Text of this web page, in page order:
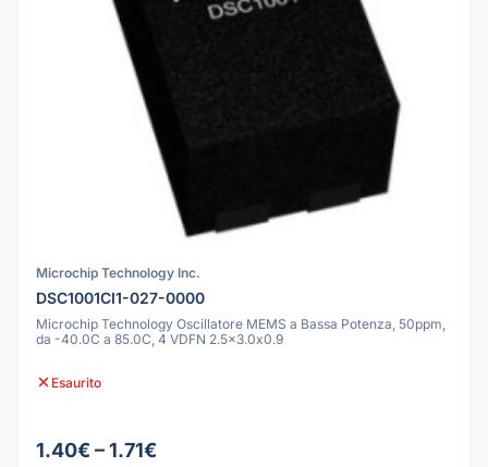
Microchip Technology Inc.
DSC1001CI1-027-0000
Microchip Technology Oscillatore MEMS a Bassa Potenza, 50ppm,
da -40.0C a 85.0C, 4 VDFN 2.5x3.0x0.9
Esaurito
1.40€ – 1.71€